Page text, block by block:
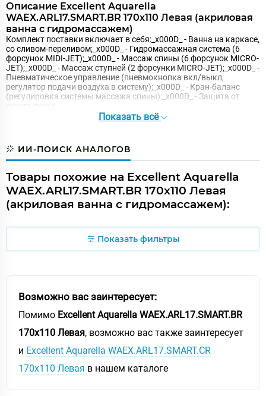
Описание Excellent Aquarella
WAEX.ARL17.SMART.BR 170x110 Левая (акриловая
ванна с гидромассажем)
Комплект поставки включает в себя:_x000D_ - Ванна на каркасе,
со сливом-переливом;_x000D_ - Гидромассажная система (6
форсунок MIDI-JET);_x000D_ - Массаж спины (6 форсунок MICRO-
JET);_x000D_ - Массаж ступней (2 форсунки MICRO-JET);_x000D_ -
Пневматическое управление (пневмокнопка вкл/выкл,
регулятор подачи воздуха в систему);_x000D_ - Кран-баланс
(регулировка системы массажа спины);_x000D_ - Защита от
Показать всё
ИИ-ПОИСК АНАЛОГОВ
Товары похожие на Excellent Aquarella
WAEX.ARL17.SMART.BR 170x110 Левая
(акриловая ванна с гидромассажем):
Показать фильтры
Возможно вас заинтересует:
Помимо Excellent Aquarella WAEX.ARL17.SMART.BR
170x110 Левая, возможно вас также заинтересует
и Excellent Aquarella WAEX.ARL17.SMART.CR
170x110 Левая в нашем каталоге